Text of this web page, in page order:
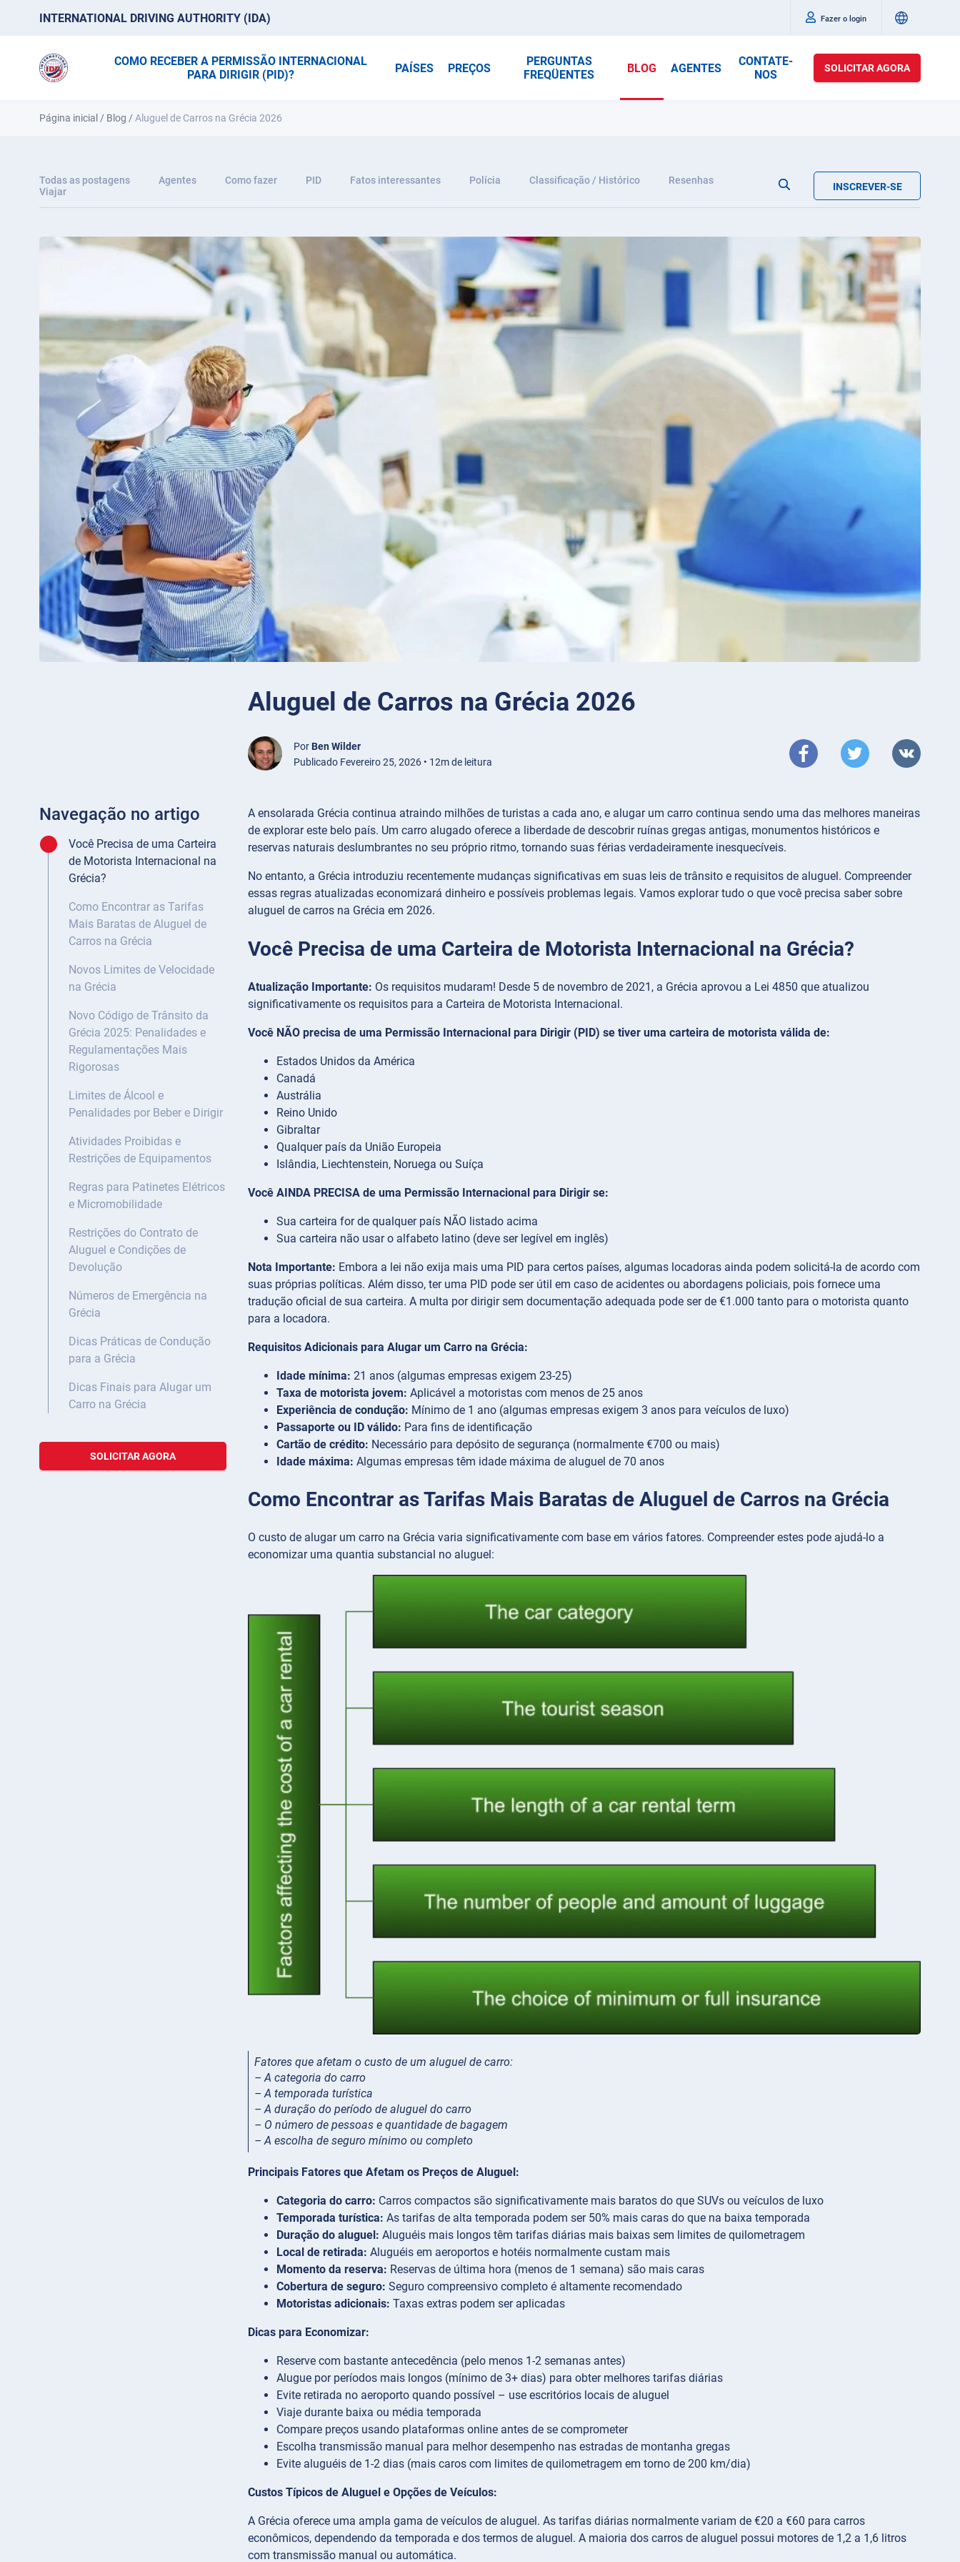
INTERNATIONAL DRIVING AUTHORITY (IDA) Fazer o login
COMO RECEBER A PERMISSÃO INTERNACIONAL
PARA DIRIGIR (PID)?
PAÍSES PREÇOS
PERGUNTAS
FREQÜENTES
BLOG AGENTES
CONTATE-
NOS
SOLICITAR AGORA
Página inicial / Blog /Aluguel de Carros na Grécia 2026
Todas as postagens Agentes Como fazer PID Fatos interessantes Polícia Classificação / Histórico
Resenhas
Viajar
INSCREVER-SE
Aluguel de Carros na Grécia 2026
Por Ben Wilder
Publicado Fevereiro 25, 2026 • 12m de leitura
Navegação no artigo
Você Precisa de uma Carteira
de Motorista Internacional na
Grécia?
Como Encontrar as Tarifas
Mais Baratas de Aluguel de
Carros na Grécia
Novos Limites de Velocidade
na Grécia
Novo Código de Trânsito da
Grécia 2025: Penalidades e
Regulamentações Mais
Rigorosas
Limites de Álcool e
Penalidades por Beber e Dirigir
Atividades Proibidas e
Restrições de Equipamentos
Regras para Patinetes Elétricos
e Micromobilidade
Restrições do Contrato de
Aluguel e Condições de
Devolução
Números de Emergência na
Grécia
Dicas Práticas de Condução
para a Grécia
Dicas Finais para Alugar um
Carro na Grécia
SOLICITAR AGORA
A ensolarada Grécia continua atraindo milhões de turistas a cada ano, e alugar um carro continua sendo uma das melhores maneiras
de explorar este belo país. Um carro alugado oferece a liberdade de descobrir ruínas gregas antigas, monumentos históricos e
reservas naturais deslumbrantes no seu próprio ritmo, tornando suas férias verdadeiramente inesquecíveis.
No entanto, a Grécia introduziu recentemente mudanças significativas em suas leis de trânsito e requisitos de aluguel. Compreender
essas regras atualizadas economizará dinheiro e possíveis problemas legais. Vamos explorar tudo o que você precisa saber sobre
aluguel de carros na Grécia em 2026.
Você Precisa de uma Carteira de Motorista Internacional na Grécia?
Atualização Importante: Os requisitos mudaram! Desde 5 de novembro de 2021, a Grécia aprovou a Lei 4850 que atualizou
significativamente os requisitos para a Carteira de Motorista Internacional.
Você NÃO precisa de uma Permissão Internacional para Dirigir (PID) se tiver uma carteira de motorista válida de:
Estados Unidos da América
Canadá
Austrália
Reino Unido
Gibraltar
Qualquer país da União Europeia
Islândia, Liechtenstein, Noruega ou Suíça
Você AINDA PRECISA de uma Permissão Internacional para Dirigir se:
Sua carteira for de qualquer país NÃO listado acima
Sua carteira não usar o alfabeto latino (deve ser legível em inglês)
Nota Importante: Embora a lei não exija mais uma PID para certos países, algumas locadoras ainda podem solicitá-la de acordo com
suas próprias políticas. Além disso, ter uma PID pode ser útil em caso de acidentes ou abordagens policiais, pois fornece uma
tradução oficial de sua carteira. A multa por dirigir sem documentação adequada pode ser de €1.000 tanto para o motorista quanto
para a locadora.
Requisitos Adicionais para Alugar um Carro na Grécia:
Idade mínima: 21 anos (algumas empresas exigem 23-25)
Taxa de motorista jovem: Aplicável a motoristas com menos de 25 anos
Experiência de condução: Mínimo de 1 ano (algumas empresas exigem 3 anos para veículos de luxo)
Passaporte ou ID válido: Para fins de identificação
Cartão de crédito: Necessário para depósito de segurança (normalmente €700 ou mais)
Idade máxima: Algumas empresas têm idade máxima de aluguel de 70 anos
Como Encontrar as Tarifas Mais Baratas de Aluguel de Carros na Grécia
O custo de alugar um carro na Grécia varia significativamente com base em vários fatores. Compreender estes pode ajudá-lo a
economizar uma quantia substancial no aluguel:
Fatores que afetam o custo de um aluguel de carro:
– A categoria do carro
– A temporada turística
– A duração do período de aluguel do carro
– O número de pessoas e quantidade de bagagem
– A escolha de seguro mínimo ou completo
Principais Fatores que Afetam os Preços de Aluguel:
Categoria do carro: Carros compactos são significativamente mais baratos do que SUVs ou veículos de luxo
Temporada turística: As tarifas de alta temporada podem ser 50% mais caras do que na baixa temporada
Duração do aluguel: Aluguéis mais longos têm tarifas diárias mais baixas sem limites de quilometragem
Local de retirada: Aluguéis em aeroportos e hotéis normalmente custam mais
Momento da reserva: Reservas de última hora (menos de 1 semana) são mais caras
Cobertura de seguro: Seguro compreensivo completo é altamente recomendado
Motoristas adicionais: Taxas extras podem ser aplicadas
Dicas para Economizar:
Reserve com bastante antecedência (pelo menos 1-2 semanas antes)
Alugue por períodos mais longos (mínimo de 3+ dias) para obter melhores tarifas diárias
Evite retirada no aeroporto quando possível – use escritórios locais de aluguel
Viaje durante baixa ou média temporada
Compare preços usando plataformas online antes de se comprometer
Escolha transmissão manual para melhor desempenho nas estradas de montanha gregas
Evite aluguéis de 1-2 dias (mais caros com limites de quilometragem em torno de 200 km/dia)
Custos Típicos de Aluguel e Opções de Veículos:
A Grécia oferece uma ampla gama de veículos de aluguel. As tarifas diárias normalmente variam de €20 a €60 para carros
econômicos, dependendo da temporada e dos termos de aluguel. A maioria dos carros de aluguel possui motores de 1,2 a 1,6 litros
com transmissão manual ou automática.